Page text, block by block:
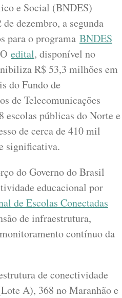
e Social (BNDES)
dezembro, a segunda
para o programa BNDES
edital, disponível no
R$ 53,3 milhões em
do Fundo de
de Telecomunicações
escolas públicas do Norte e
de cerca de 410 mil
significativa.
do Governo do Brasil
educacional por
de Escolas Conectadas
de infraestrutura,
contínuo da
de conectividade
A), 368 no Maranhão e